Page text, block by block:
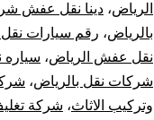
الرياض، دينا نقل عفش
بالرياض، رقم سيارات
نقل عفش الرياض، سياره
شركات نقل بالرياض،
وتركيب الاثاث، شركة